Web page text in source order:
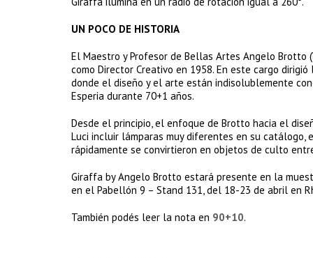
UN POCO DE HISTORIA
El Maestro y Profesor de Bellas Artes Angelo Brotto
como Director Creativo en 1958. En este cargo
donde el diseño y el arte están indisolublemente
Esperia durante 70+1 años.
Desde el principio, el enfoque de Brotto hacia el
Luci incluir lámparas muy diferentes en su catálogo,
rápidamente se convirtieron en objetos de culto
Giraffa by Angelo Brotto estará presente en la
en el Pabellón 9 – Stand 131, del 18-23 de abril en
También podés leer la nota en 90+10.